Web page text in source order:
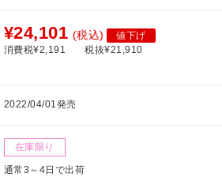
¥24,101 (税込)
値下げ
消費税¥2,191
税抜¥21,910
2022/04/01発売
在庫限り
通常3～4日で出荷